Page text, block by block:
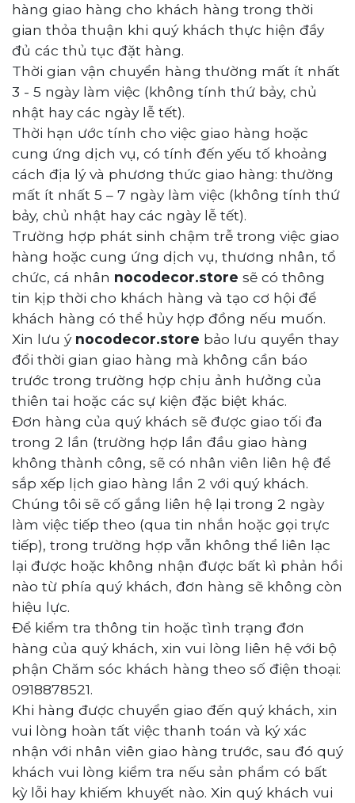
hàng giao hàng cho khách hàng trong thời
gian thỏa thuận khi quý khách thực hiện đầy
đủ các thủ tục đặt hàng.
Thời gian vận chuyển hàng thường mất ít nhất
3 - 5 ngày làm việc (không tính thứ bảy, chủ
nhật hay các ngày lễ tết).
Thời hạn ước tính cho việc giao hàng hoặc
cung ứng dịch vụ, có tính đến yếu tố khoảng
cách địa lý và phương thức giao hàng: thường
mất ít nhất 5 – 7 ngày làm việc (không tính thứ
bảy, chủ nhật hay các ngày lễ tết).
Trường hợp phát sinh chậm trễ trong việc giao
hàng hoặc cung ứng dịch vụ, thương nhân, tổ
chức, cá nhân nocodecor.store sẽ có thông
tin kịp thời cho khách hàng và tạo cơ hội để
khách hàng có thể hủy hợp đồng nếu muốn.
Xin lưu ý nocodecor.store bảo lưu quyền thay
đổi thời gian giao hàng mà không cần báo
trước trong trường hợp chịu ảnh hưởng của
thiên tai hoặc các sự kiện đặc biệt khác.
Đơn hàng của quý khách sẽ được giao tối đa
trong 2 lần (trường hợp lần đầu giao hàng
không thành công, sẽ có nhân viên liên hệ để
sắp xếp lịch giao hàng lần 2 với quý khách.
Chúng tôi sẽ cố gắng liên hệ lại trong 2 ngày
làm việc tiếp theo (qua tin nhắn hoặc gọi trực
tiếp), trong trường hợp vẫn không thể liên lạc
lại được hoặc không nhận được bất kì phản hồi
nào từ phía quý khách, đơn hàng sẽ không còn
hiệu lực.
Để kiểm tra thông tin hoặc tình trạng đơn
hàng của quý khách, xin vui lòng liên hệ với bộ
phận Chăm sóc khách hàng theo số điện thoại:
0918878521.
Khi hàng được chuyển giao đến quý khách, xin
vui lòng hoàn tất việc thanh toán và ký xác
nhận với nhân viên giao hàng trước, sau đó quý
khách vui lòng kiểm tra nếu sản phẩm có bất
kỳ lỗi hay khiếm khuyết nào. Xin quý khách vui